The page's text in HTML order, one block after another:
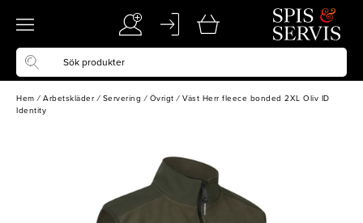
Hem / Arbetskläder / Servering / Övrigt / Väst Herr fleece bonded 2XL Oliv ID
Identity